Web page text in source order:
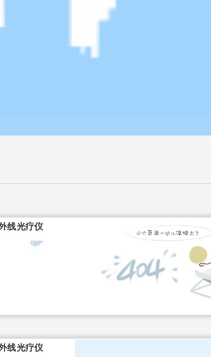
线光疗仪
线光疗仪